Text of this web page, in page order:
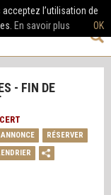
- FIN DE
RÉSERVER
OK
l’utilisation de
En savoir plus